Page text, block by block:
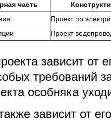
часть
Проект по
Проект
зависит от
требований
особняка
зависит от